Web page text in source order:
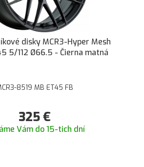
disky MCR3-Hyper Mesh
5/112 Ø66.5 - Čierna matná
8519 MB ET45 FB
325€
Vám do 15-tich dní